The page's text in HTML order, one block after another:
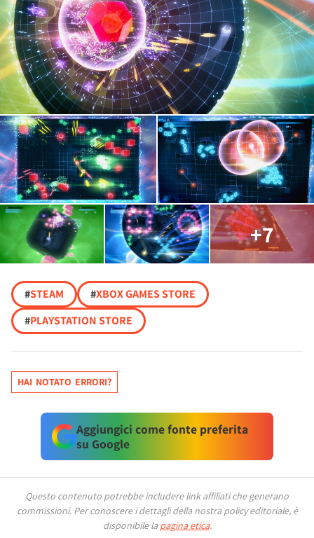
+7
#STEAM #XBOX GAMES STORE
#PLAYSTATION STORE
HAI NOTATO ERRORI?
Aggiungici come fonte preferita
su Google
Questo contenuto potrebbe includere link affiliati che generano
commissioni. Per conoscere i dettagli della nostra policy editoriale, è
disponibile la pagina etica.